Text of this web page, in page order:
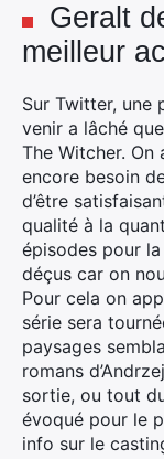
Geralt
meilleur
Sur Twitter, une
venir a lâché
The Witcher. On
encore besoin
d’être
qualité à la
épisodes pour
déçus car on
Pour cela on
série sera
paysages
romans
sortie, ou tout
évoqué pour le
info sur le